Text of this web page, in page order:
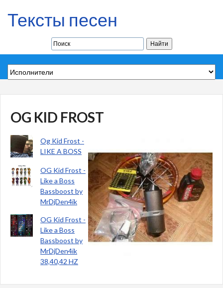
Тексты песен
OG KID FROST
Og Kid Frost -
LIKE A BOSS
OG Kid Frost -
Like a Boss
Bassboost by
MrDjDen4ik
OG Kid Frost -
Like a Boss
Bassboost by
MrDjDen4ik
38,40,42 HZ